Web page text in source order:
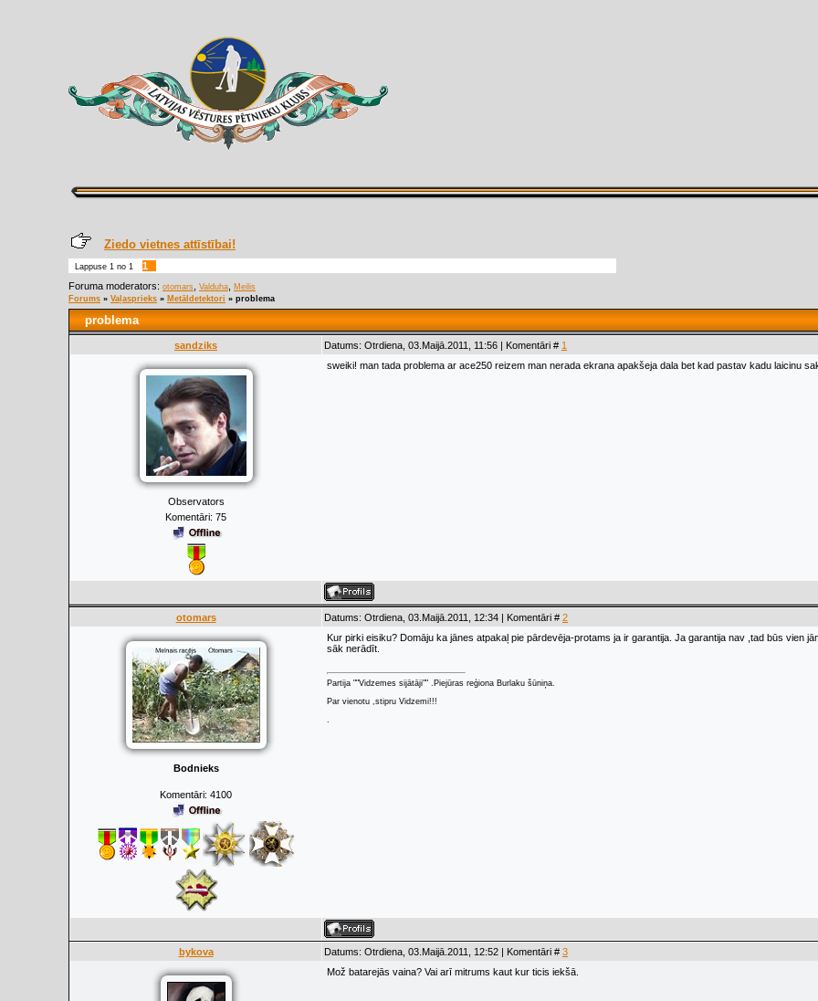
Ziedo vietnes attīstībai!
Lappuse 1 no 1
1
Foruma moderators: otomars Valduha
Meilis
Forums » Vaļasprieks » Metāldetektori » problema
problema
sandziks Datums: Otrdiena, 03.Maijā.2011, 11:56 | Komentāri # 1
Observators
Komentāri: 75
sweiki! man tada problema ar ace250 reizem man nerada ekrana apakšeja dala bet kad pastav kadu laicinu
otomars Datums: Otrdiena, 03.Maijā.2011, 12:34 | Komentāri # 2
Bodnieks
Komentāri: 4100
Kur pirki eisiku? Domāju ka jānes atpakaļ pie pārdevēja-protams ja ir garantija. Ja garantija nav ,tad būs vien
sāk nerādīt.
Partija ""Vidzemes sijātāji"" .Piejūras reģiona Burlaku šūniņa.
Par vienotu ,stipru Vidzemi!!!
.
bykova Datums: Otrdiena, 03.Maijā.2011, 12:52 | Komentāri # 3
Mož batarejās vaina? Vai arī mitrums kaut kur ticis iekšā.